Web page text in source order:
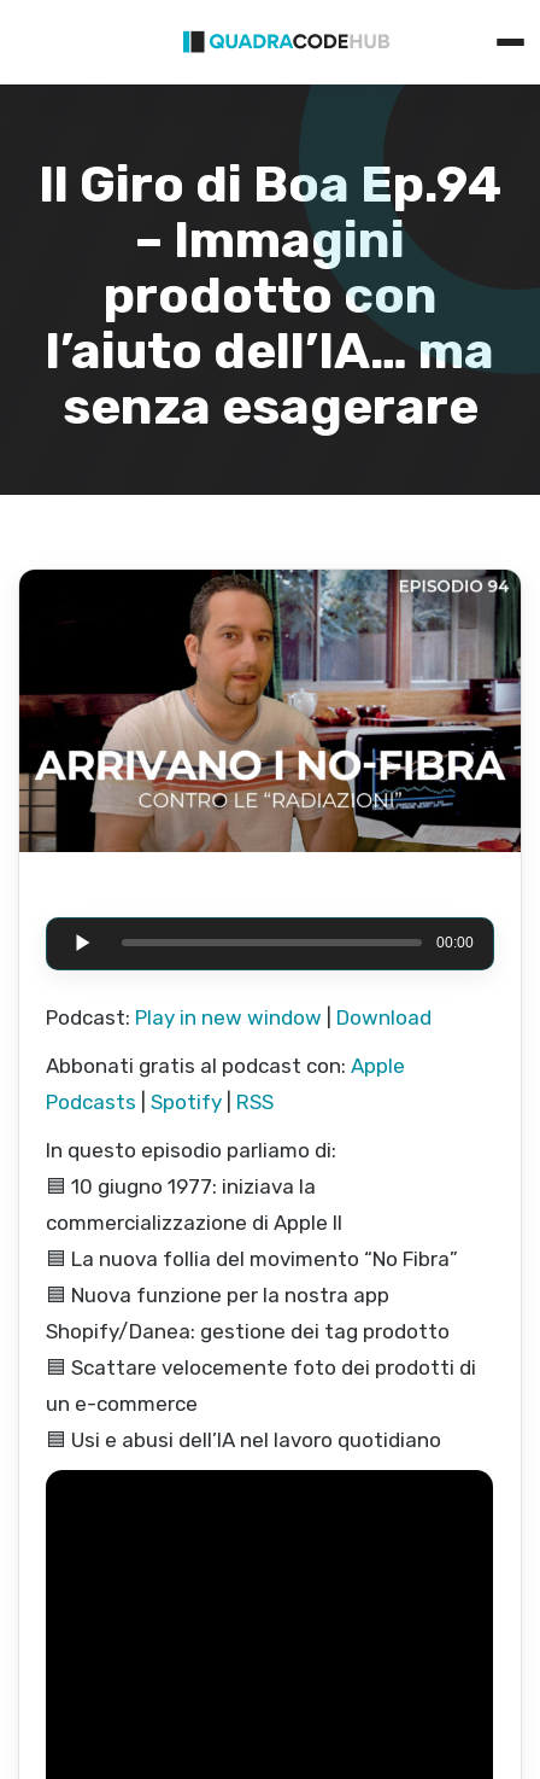
Il Giro di Boa Ep.94
– Immagini
prodotto con
l’aiuto dell’IA… ma
senza esagerare
Audio Player 00:00
Podcast: Play in new window
Download
Abbonati gratis al podcast con:Apple
Podcasts |Spotify
RSS
In questo episodio parliamo di:
🟦 10 giugno 1977: iniziava la
commercializzazione di Apple II
🟦 La nuova follia del movimento “No Fibra”
🟦 Nuova funzione per la nostra app
Shopify/Danea: gestione dei tag prodotto
🟦 Scattare velocemente foto dei prodotti di
un e-commerce
🟦 Usi e abusi dell’IA nel lavoro quotidiano